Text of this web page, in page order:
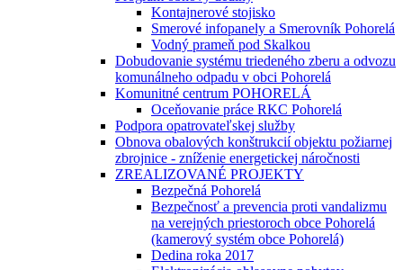
Kontajnerové stojisko
Smerové infopanely a Smerovník Pohorelá
Vodný prameň pod Skalkou
Dobudovanie systému triedeného zberu a odvozu
komunálneho odpadu v obci Pohorelá
Komunitné centrum POHORELÁ
Oceňovanie práce RKC Pohorelá
Podpora opatrovateľskej služby
Obnova obalových konštrukcií objektu požiarnej
zbrojnice - zníženie energetickej náročnosti
ZREALIZOVANÉ PROJEKTY
Bezpečná Pohorelá
Bezpečnosť a prevencia proti vandalizmu
na verejných priestoroch obce Pohorelá
(kamerový systém obce Pohorelá)
Dedina roka 2017